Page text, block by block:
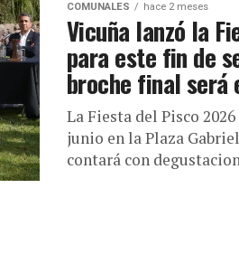
COMUNALES hace 2 meses
Vicuña lanzó la
para este fin de
broche final será
La Fiesta del Pisco
junio en la Plaza
contará con